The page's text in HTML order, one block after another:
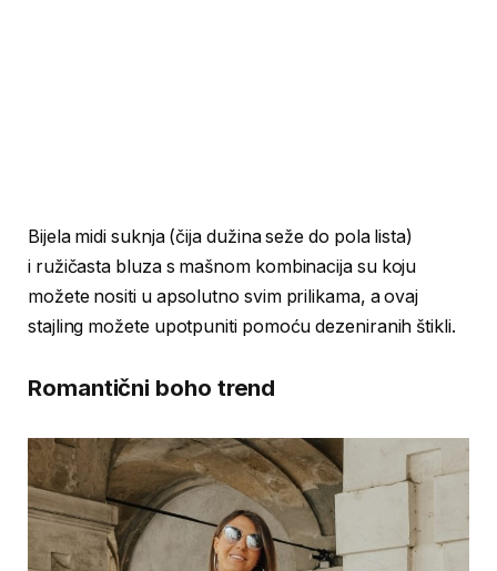
Bijela midi suknja (čija dužina seže do pola lista)
i ružičasta bluza s mašnom kombinacija su koju
možete nositi u apsolutno svim prilikama, a ovaj
stajling možete upotpuniti pomoću dezeniranih štikli.
Romantični boho trend